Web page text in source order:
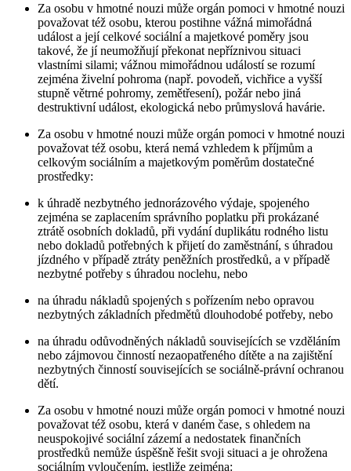
Za osobu v hmotné nouzi může orgán pomoci v hmotné nouzi
považovat též osobu, kterou postihne vážná mimořádná
událost a její celkové sociální a majetkové poměry jsou
takové, že jí neumožňují překonat nepříznivou situaci
vlastními silami; vážnou mimořádnou událostí se rozumí
zejména živelní pohroma (např. povodeň, vichřice a vyšší
stupně větrné pohromy, zemětřesení), požár nebo jiná
destruktivní událost, ekologická nebo průmyslová havárie.
Za osobu v hmotné nouzi může orgán pomoci v hmotné nouzi
považovat též osobu, která nemá vzhledem k příjmům a
celkovým sociálním a majetkovým poměrům dostatečné
prostředky:
k úhradě nezbytného jednorázového výdaje, spojeného
zejména se zaplacením správního poplatku při prokázané
ztrátě osobních dokladů, při vydání duplikátu rodného listu
nebo dokladů potřebných k přijetí do zaměstnání, s úhradou
jízdného v případě ztráty peněžních prostředků, a v případě
nezbytné potřeby s úhradou noclehu, nebo
na úhradu nákladů spojených s pořízením nebo opravou
nezbytných základních předmětů dlouhodobé potřeby, nebo
na úhradu odůvodněných nákladů souvisejících se vzděláním
nebo zájmovou činností nezaopatřeného dítěte a na zajištění
nezbytných činností souvisejících se sociálně-právní ochranou
dětí.
Za osobu v hmotné nouzi může orgán pomoci v hmotné nouzi
považovat též osobu, která v daném čase, s ohledem na
neuspokojivé sociální zázemí a nedostatek finančních
prostředků nemůže úspěšně řešit svoji situaci a je ohrožena
sociálním vyloučením, jestliže zejména: